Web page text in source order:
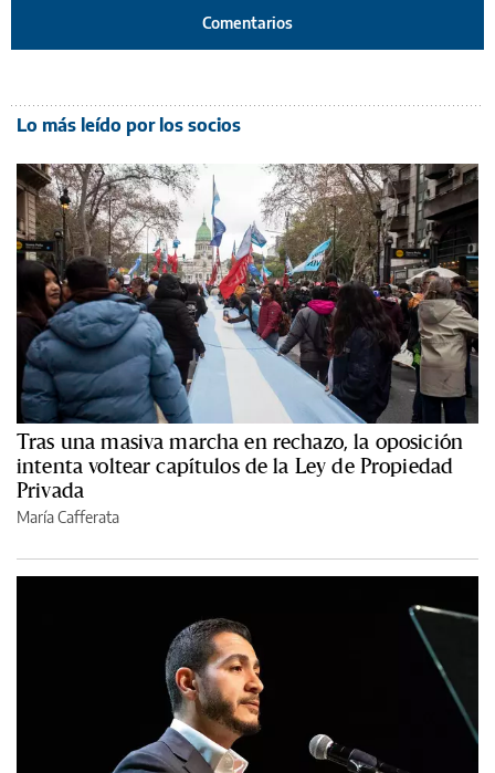
Comentarios
Lo más leído por los socios
Tras una masiva marcha en rechazo, la oposición
intenta voltear capítulos de la Ley de Propiedad
Privada
María Cafferata